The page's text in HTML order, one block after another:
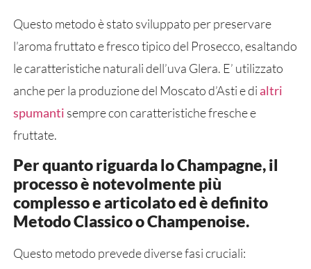
Questo metodo è stato sviluppato per preservare
l’aroma fruttato e fresco tipico del Prosecco, esaltando
le caratteristiche naturali dell’uva Glera. E’ utilizzato
anche per la produzione del Moscato d’Asti e dialtri
spumanti sempre con caratteristiche fresche e
fruttate.
Per quanto riguarda lo Champagne, il
processo è notevolmente più
complesso e articolato ed è definito
Metodo Classico o Champenoise.
Questo metodo prevede diverse fasi cruciali: